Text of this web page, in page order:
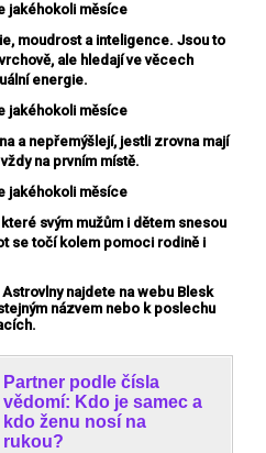
jakéhokoli měsíce
moudrost a inteligence. Jsou to
ale hledají ve věcech
energie.
jakéhokoli měsíce
a nepřemýšlejí, jestli zrovna mají
na prvním místě.
jakéhokoli měsíce
svým mužům i dětem snesou
se točí kolem pomoci rodině i
najdete na webu Blesk
názvem nebo k poslechu
Partner podle čísla
vědomí: Kdo je samec a
kdo ženu nosí na
rukou?